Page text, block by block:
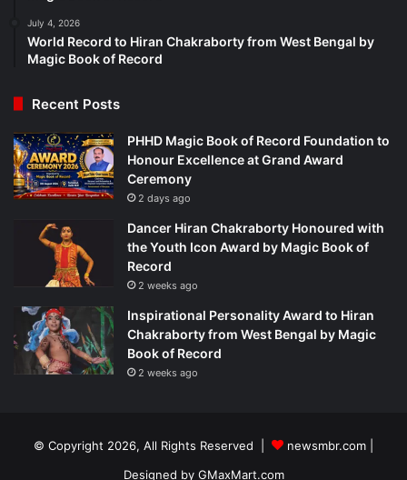
July 4, 2026
World Record to Hiran Chakraborty from West Bengal by
Magic Book of Record
Recent Posts
PHHD Magic Book of Record Foundation to
Honour Excellence at Grand Award
Ceremony
2 days ago
Dancer Hiran Chakraborty Honoured with
the Youth Icon Award by Magic Book of
Record
2 weeks ago
Inspirational Personality Award to Hiran
Chakraborty from West Bengal by Magic
Book of Record
2 weeks ago
© Copyright 2026, All Rights Reserved |
newsmbr.com |
Designed by GMaxMart.com